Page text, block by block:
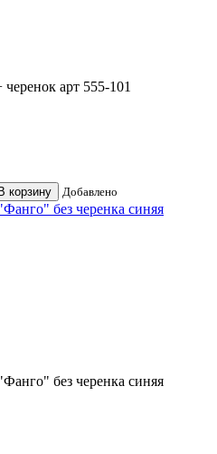
арт 555-101
В корзину Добавлено
без черенка синяя
без черенка синяя